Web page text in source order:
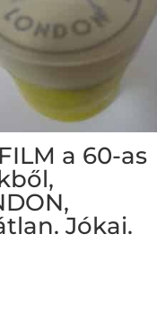
a 60-as
Jókai.